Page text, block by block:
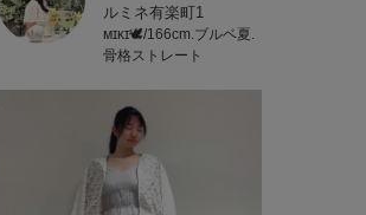
ルミネ有楽町1
ᴍɪᴋɪ🕊/166cm.ブルベ夏.
骨格ストレート